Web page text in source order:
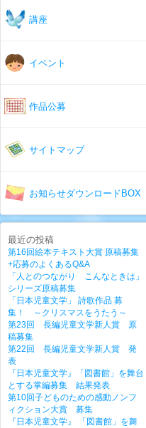
講座
イベント
作品公募
サイトマップ
お知らせダウンロードBOX
最近の投稿
第16回絵本テキスト大賞 原稿募集
+応募のよくあるQ&A
「人とのつながり こんなときは」
シリーズ原稿募集
「日本児童文学」 詩歌作品 募
集！ ～クリスマスをうたう～
第23回 長編児童文学新人賞 原
稿募集
第22回 長編児童文学新人賞 発
表
『日本児童文学』「図書館」を舞台
とする掌編募集 結果発表
第10回子どものための感動ノンフ
ィクション大賞 募集
『日本児童文学』 「図書館」を舞